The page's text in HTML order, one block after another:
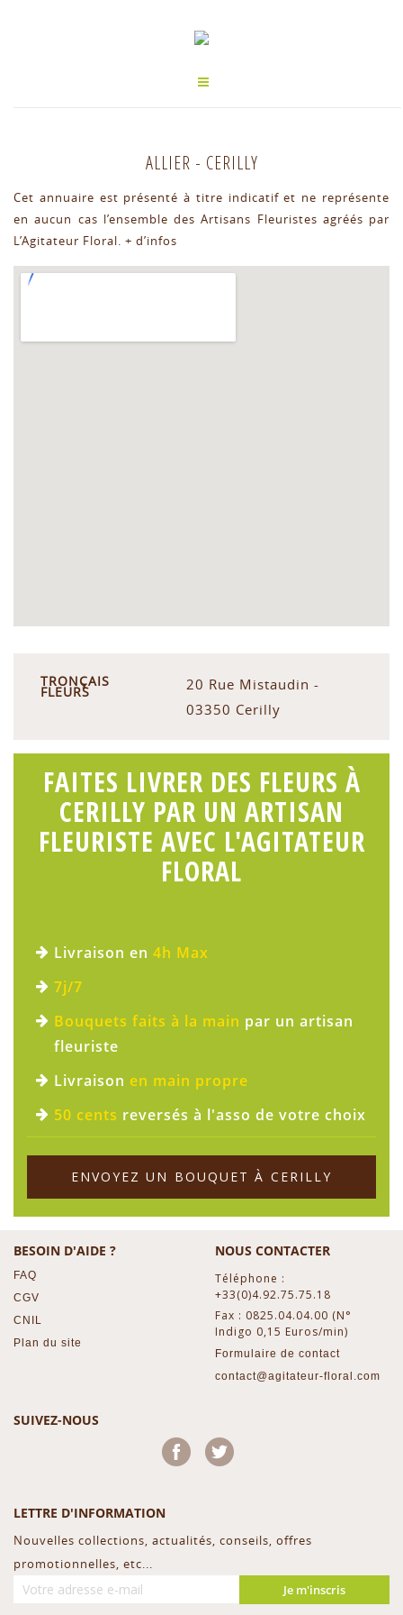
ALLIER - CERILLY
Cet annuaire est présenté à titre indicatif et ne représente
en aucun cas l’ensemble des Artisans Fleuristes agréés par
L’Agitateur Floral. + d’infos
TRONÇAIS
FLEURS
20 Rue Mistaudin -
03350 Cerilly
FAITES LIVRER DES FLEURS À
CERILLY PAR UN ARTISAN
FLEURISTE AVEC L'AGITATEUR
FLORAL
Livraison en 4h Max
7j/7
Bouquets faits à la main par un artisan
fleuriste
Livraison en main propre
50 cents reversés à l'asso de votre choix
ENVOYEZ UN BOUQUET À CERILLY
BESOIN D'AIDE ?
FAQ
CGV
CNIL
Plan du site
NOUS CONTACTER
Téléphone :
+33(0)4.92.75.75.18
Fax : 0825.04.04.00 (N°
Indigo 0,15 Euros/min)
Formulaire de contact
contact@agitateur-floral.com
SUIVEZ-NOUS
Facebook
LETTRE D'INFORMATION
Nouvelles collections, actualités, conseils, offres
promotionnelles, etc...
Je m'inscris